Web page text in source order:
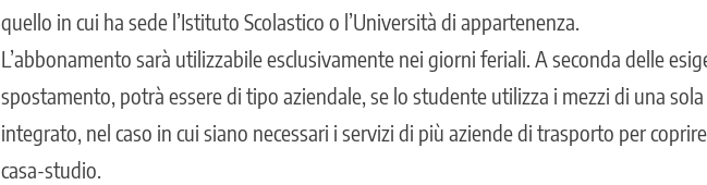
quello in cui ha sede l’Istituto Scolastico o l’Università di appartenenza.
L’abbonamento sarà utilizzabile esclusivamente nei giorni feriali. A seconda delle
spostamento, potrà essere di tipo aziendale, se lo studente utilizza i mezzi di una
integrato, nel caso in cui siano necessari i servizi di più aziende di trasporto per
casa-studio.